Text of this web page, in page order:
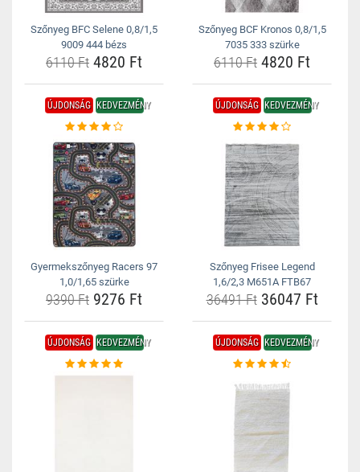
Szőnyeg BFC Selene 0,8/1,5
9009 444 bézs
6110 Ft 4820 Ft
Szőnyeg BCF Kronos 0,8/1,5
7035 333 szürke
6110 Ft 4820 Ft
ÚJDONSÁG KEDVEZMÉNY
Gyermekszőnyeg Racers 97
1,0/1,65 szürke
9390 Ft 9276 Ft
ÚJDONSÁG KEDVEZMÉNY
Szőnyeg Frisee Legend
1,6/2,3 M651A FTB67
36491 Ft36047 Ft
ÚJDONSÁG KEDVEZMÉNY ÚJDONSÁG KEDVEZMÉNY